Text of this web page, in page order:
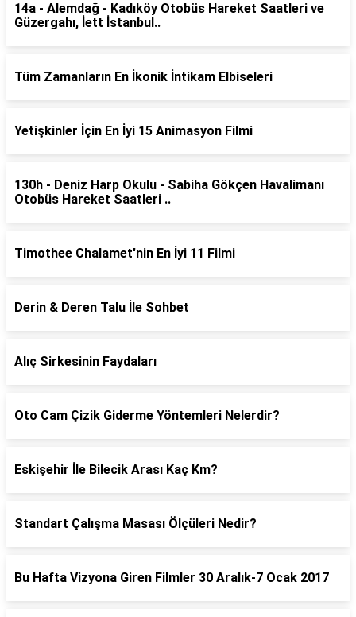
14a - Alemdağ - Kadıköy Otobüs Hareket Saatleri ve
Güzergahı, İett İstanbul..
Tüm Zamanların En İkonik İntikam Elbiseleri
Yetişkinler İçin En İyi 15 Animasyon Filmi
130h - Deniz Harp Okulu - Sabiha Gökçen Havalimanı
Otobüs Hareket Saatleri ..
Timothee Chalamet'nin En İyi 11 Filmi
Derin & Deren Talu İle Sohbet
Alıç Sirkesinin Faydaları
Oto Cam Çizik Giderme Yöntemleri Nelerdir?
Eskişehir İle Bilecik Arası Kaç Km?
Standart Çalışma Masası Ölçüleri Nedir?
Bu Hafta Vizyona Giren Filmler 30 Aralık-7 Ocak 2017